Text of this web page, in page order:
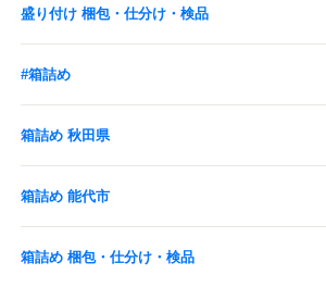
盛り付け 梱包・仕分け・検品
#箱詰め
箱詰め 秋田県
箱詰め 能代市
箱詰め 梱包・仕分け・検品